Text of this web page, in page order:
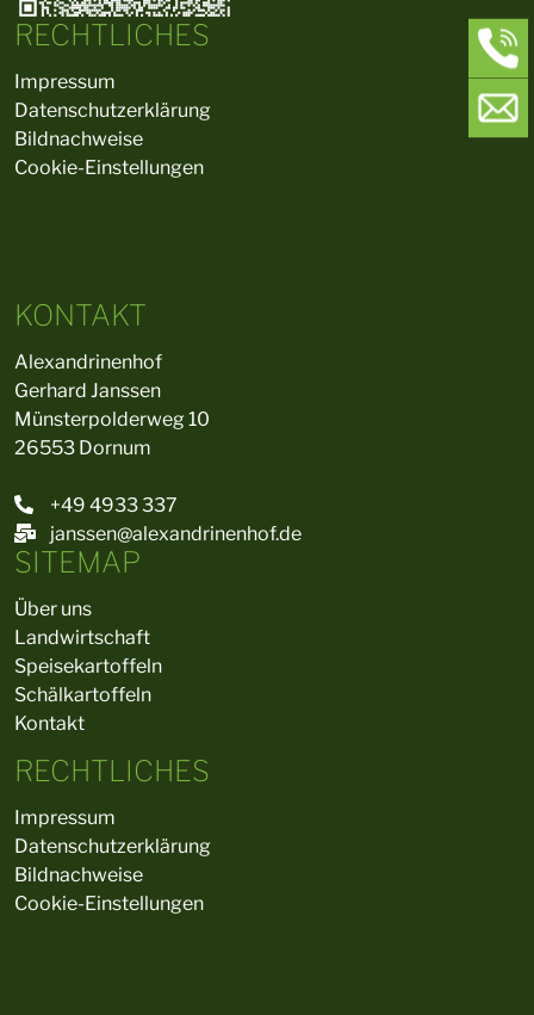
RECHTLICHES
Impressum
Datenschutzerklärung
Bildnachweise
Cookie-Einstellungen
KONTAKT
Alexandrinenhof
Gerhard Janssen
Münsterpolderweg 10
26553 Dornum
+49 4933 337
janssen@alexandrinenhof.de
SITEMAP
Über uns
Landwirtschaft
Speisekartoffeln
Schälkartoffeln
Kontakt
RECHTLICHES
Impressum
Datenschutzerklärung
Bildnachweise
Cookie-Einstellungen